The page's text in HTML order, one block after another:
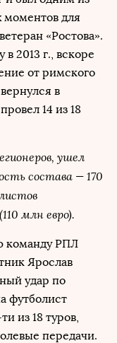
моментов для
«Ростова».
2013 г., вскоре
от римского
в
14 из 18
ушел
состава — 170
млн евро).
команду РПЛ
Ярослав
удар по
футболист
из 18 туров,
передачи.